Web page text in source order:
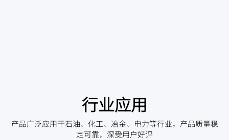
行业应用
产品广泛应用于石油、化工、冶金、电力等行业，产品质量稳
定可靠，深受用户好评